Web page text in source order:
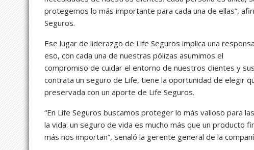
protegemos lo más importante para cada una de ellas”,
Seguros.
Ese lugar de liderazgo de Life Seguros implica una
eso, con cada una de nuestras pólizas asumimos el
compromiso de cuidar el entorno de nuestros clientes y
contrata un seguro de Life, tiene la oportunidad de elegir
preservada con un aporte de Life Seguros.
“En Life Seguros buscamos proteger lo más valioso para
la vida: un seguro de vida es mucho más que un producto
más nos importan”, señaló la gerente general de la